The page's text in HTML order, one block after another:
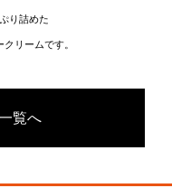
り詰めた
リームです。
覧へ